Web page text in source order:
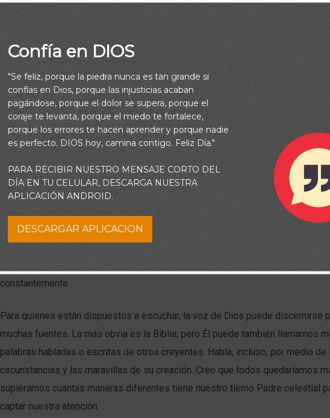
Piensa:
Nuestro concepto de Dios determina cómo nos relacionamos con Él. Quienes
lejano e impersonal pueden sorprenderse al saber que Él “habla”
constantemente.
Para quienes están dispuestos a escuchar, la voz de Dios puede discernirse
muchas fuentes. La más obvia es la Biblia, pero Él puede también llamarnos
palabras habladas o escritas de otros creyentes. Habla, incluso, por medio de
circunstancias y las maravillas de su creación. Creo que todos quedaríamos
supiéramos cuantas maneras diferentes tiene nuestro tierno Padre celestial
captar nuestra atención.
Confía en DIOS
"Se feliz, porque la piedra nunca es tan grande si
confías en Dios, porque las injusticias acaban
pagándose, porque el dolor se supera, porque el
coraje te levanta, porque el miedo te fortalece,
porque los errores te hacen aprender y porque nadie
es perfecto. DIOS hoy, camina contigo. Feliz Día."
PARA RECIBIR NUESTRO MENSAJE CORTO DEL
DÍA EN TU CELULAR, DESCARGA NUESTRA
APLICACIÓN ANDROID.
DESCARGAR APLICACION